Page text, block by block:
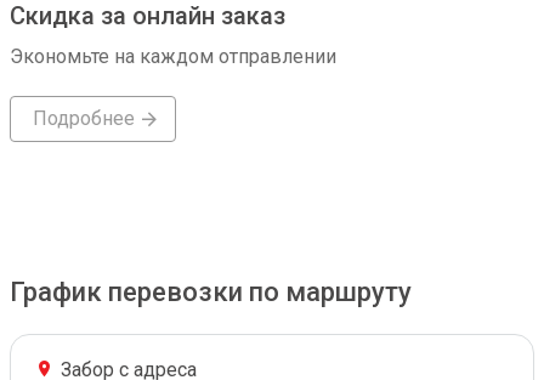
Скидка за онлайн заказ
Экономьте на каждом отправлении
Подробнее
График перевозки по маршруту
Забор с адреса